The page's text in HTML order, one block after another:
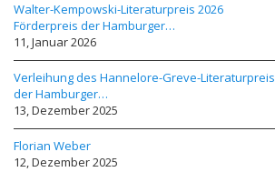
Walter-Kempowski-Literaturpreis 2026
Förderpreis der Hamburger…
11, Januar 2026
Verleihung des Hannelore-Greve-Literaturpreis
der Hamburger…
13, Dezember 2025
Florian Weber
12, Dezember 2025